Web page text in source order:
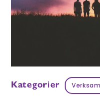
Kategorier